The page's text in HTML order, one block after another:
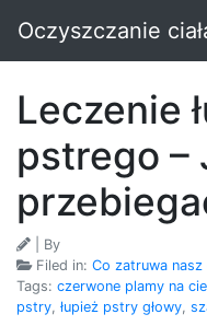
Oczyszczanie
Leczenie
pstrego –
| By
Filed in: Co zatruwa nasz
Tags: czerwone plamy na
pstry, łupież pstry głowy,